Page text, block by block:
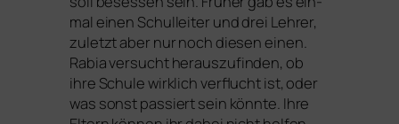
mal einen Schulleiter und drei Lehrer,
zuletzt aber nur noch die­sen einen.
Rabia ver­sucht her­aus­zu­fin­den, ob
ihre Schule wirk­lich ver­flucht ist, oder
was sonst pas­siert sein könn­te. Ihre